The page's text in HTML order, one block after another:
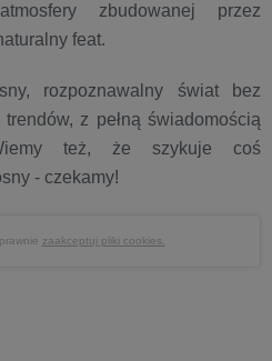
zbudowanej przez
feat.
rozpoznawalny świat bez
z pełną świadomością
też, że szykuje coś
- czekamy!
zaakceptuj pliki cookies.